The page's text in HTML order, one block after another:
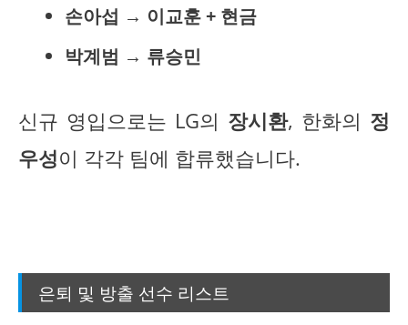
손아섭 → 이교훈 + 현금
박계범 → 류승민
신규 영입으로는 LG의 장시환, 한화의 정
우성이 각각 팀에 합류했습니다.
은퇴 및 방출 선수 리스트